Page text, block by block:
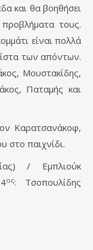
και θα βοηθήσει
τους.
είναι πολλά
των απόντων.
Μουστακίδης,
Παταμής και
Καρατσανάκοφ,
στο παιχνίδι.
/ Εμπλιούκ
ος: Τσοπουλίδης